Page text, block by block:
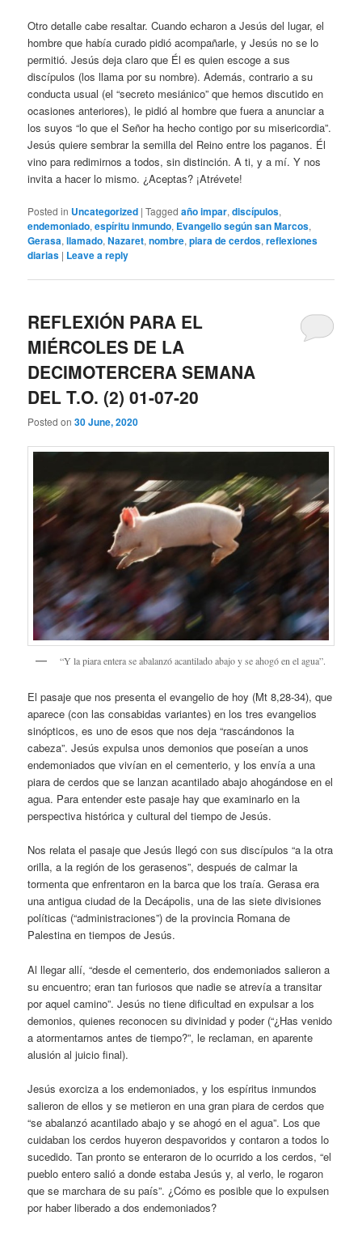
Otro detalle cabe resaltar. Cuando echaron a Jesús del lugar, el
hombre que había curado pidió acompañarle, y Jesús no se lo
permitió. Jesús deja claro que Él es quien escoge a sus
discípulos (los llama por su nombre). Además, contrario a su
conducta usual (el “secreto mesiánico” que hemos discutido en
ocasiones anteriores), le pidió al hombre que fuera a anunciar a
los suyos “lo que el Señor ha hecho contigo por su misericordia”.
Jesús quiere sembrar la semilla del Reino entre los paganos. Él
vino para redimirnos a todos, sin distinción. A ti, y a mí. Y nos
invita a hacer lo mismo. ¿Aceptas? ¡Atrévete!
Posted in Uncategorized |Tagged año impar,discípulos,
endemoniado,espíritu inmundo, Evangelio según san Marcos,
Gerasa,llamado,Nazaret,nombre,piara de cerdos,reflexiones
diarias | Leave a reply
REFLEXIÓN PARA EL
MIÉRCOLES DE LA
DECIMOTERCERA SEMANA
DEL T.O. (2) 01-07-20
Posted on30 June, 2020
“Y la piara entera se abalanzó acantilado abajo y se ahogó en el agua”.
El pasaje que nos presenta el evangelio de hoy (Mt 8,28-34), que
aparece (con las consabidas variantes) en los tres evangelios
sinópticos, es uno de esos que nos deja “rascándonos la
cabeza”. Jesús expulsa unos demonios que poseían a unos
endemoniados que vivían en el cementerio, y los envía a una
piara de cerdos que se lanzan acantilado abajo ahogándose en el
agua. Para entender este pasaje hay que examinarlo en la
perspectiva histórica y cultural del tiempo de Jesús.
Nos relata el pasaje que Jesús llegó con sus discípulos “a la otra
orilla, a la región de los gerasenos”, después de calmar la
tormenta que enfrentaron en la barca que los traía. Gerasa era
una antigua ciudad de la Decápolis, una de las siete divisiones
políticas (“administraciones”) de la provincia Romana de
Palestina en tiempos de Jesús.
Al llegar allí, “desde el cementerio, dos endemoniados salieron a
su encuentro; eran tan furiosos que nadie se atrevía a transitar
por aquel camino”. Jesús no tiene dificultad en expulsar a los
demonios, quienes reconocen su divinidad y poder (“¿Has venido
a atormentarnos antes de tiempo?”, le reclaman, en aparente
alusión al juicio final).
Jesús exorciza a los endemoniados, y los espíritus inmundos
salieron de ellos y se metieron en una gran piara de cerdos que
“se abalanzó acantilado abajo y se ahogó en el agua”. Los que
cuidaban los cerdos huyeron despavoridos y contaron a todos lo
sucedido. Tan pronto se enteraron de lo ocurrido a los cerdos, “el
pueblo entero salió a donde estaba Jesús y, al verlo, le rogaron
que se marchara de su país”. ¿Cómo es posible que lo expulsen
por haber liberado a dos endemoniados?